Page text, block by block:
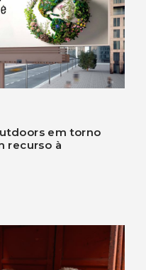
em torno
recurso à